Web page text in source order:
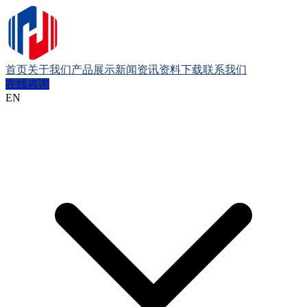
首页关于我们产品展示新闻资讯资料下载联系我们
在线咨询
EN